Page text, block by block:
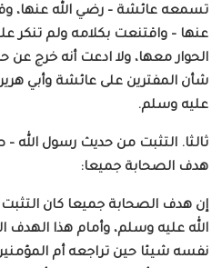
تسمعه عائشة – رضي الله عنها،
عنها – واقتنعت بكلامه ولم تنكر
الحوار معها، ولا ادعت أنه خرج عن
شأن المفترين على عائشة وأبي
عليه وسلم.
ثالثا. التثبت من حديث رسول الله
هدف الصحابة جميعا:
إن هدف الصحابة جميعا كان
الله عليه وسلم، وأمام هذا
نفسه شيئا حين تراجعه أم